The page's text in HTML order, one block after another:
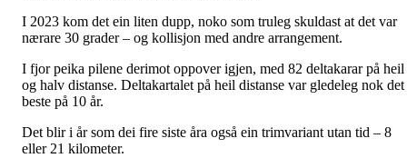
I 2023 kom det ein liten dupp, noko som truleg skuldast at det var
nærare 30 grader – og kollisjon med andre arrangement.
I fjor peika pilene derimot oppover igjen, med 82 deltakarar på heil
og halv distanse. Deltakartalet på heil distanse var gledeleg nok det
beste på 10 år.
Det blir i år som dei fire siste åra også ein trimvariant utan tid – 8
eller 21 kilometer.